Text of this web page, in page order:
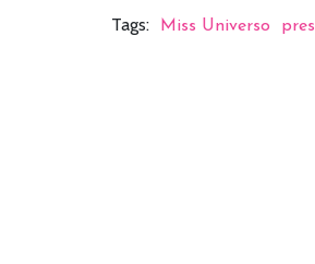
Tags: Miss Universo